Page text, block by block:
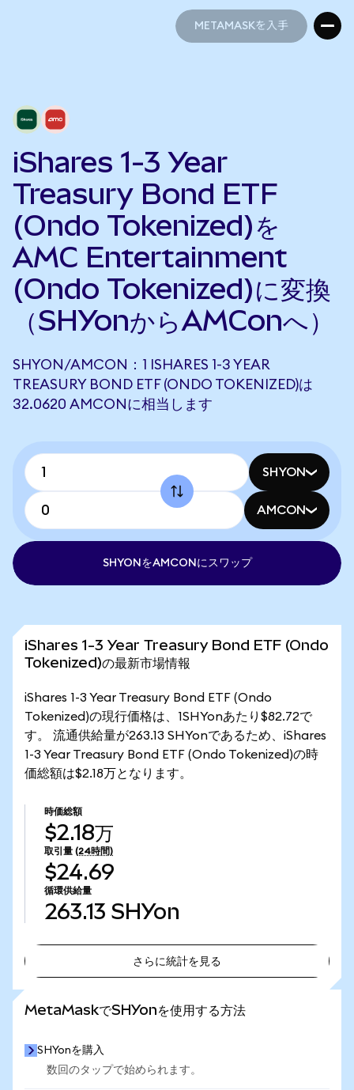
METAMASKを入手
iShares 1-3 Year
Treasury Bond ETF
(Ondo Tokenized)を
AMC Entertainment
(Ondo Tokenized)に変換
（SHYonからAMConへ）
SHYON/AMCON：1 ISHARES 1-3 YEAR
TREASURY BOND ETF (ONDO TOKENIZED)は
32.0620 AMCONに相当します
SHYON
AMCON
SHYONをAMCONにスワップ
iShares 1-3 Year Treasury Bond ETF (Ondo
Tokenized)の最新市場情報
iShares 1-3 Year Treasury Bond ETF (Ondo
Tokenized)の現行価格は、1SHYonあたり$82.72で
す。 流通供給量が263.13 SHYonであるため、iShares
1-3 Year Treasury Bond ETF (Ondo Tokenized)の時
価総額は$2.18万となります。
時価総額
$2.18万
取引量 (24時間)
$24.69
循環供給量
263.13 SHYon
さらに統計を見る
MetaMaskでSHYonを使用する方法
SHYonを購入
数回のタップで始められます。